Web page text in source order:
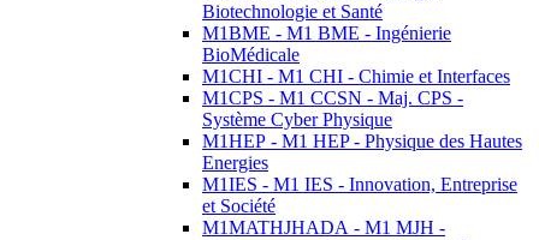
Biotechnologie et Santé
M1BME - M1 BME - Ingénierie
BioMédicale
M1CHI - M1 CHI - Chimie et Interfaces
M1CPS - M1 CCSN - Maj. CPS -
Système Cyber Physique
M1HEP - M1 HEP - Physique des Hautes
Energies
M1IES - M1 IES - Innovation, Entreprise
et Société
M1MATHJHADA - M1 MJH -